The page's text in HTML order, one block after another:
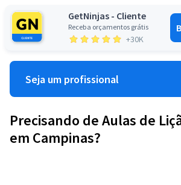
GetNinjas - Cliente
Receba orçamentos grátis
+30K
Seja um profissional
Precisando de Aulas de
em Campinas?